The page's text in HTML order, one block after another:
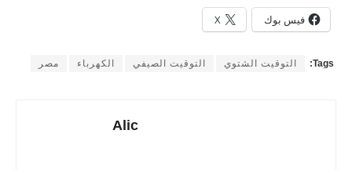
فيس بوك X
Tags: التوقيت الشتوي التوقيت الصيفي الكهرباء مصر
Alic